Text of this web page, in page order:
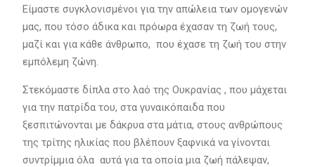
Είμαστε συγκλονισμένοι για την απώλεια των ομογενών
μας, που τόσο άδικα και πρόωρα έχασαν τη ζωή τους,
μαζί και για κάθε άνθρωπο, που έχασε τη ζωή του στην
εμπόλεμη ζώνη.
Στεκόμαστε δίπλα στο λαό της Ουκρανίας , που μάχεται
για την πατρίδα του, στα γυναικόπαιδα που
ξεσπιτώνονται με δάκρυα στα μάτια, στους ανθρώπους
της τρίτης ηλικίας που βλέπουν ξαφνικά να γίνονται
συντρίμμια όλα αυτά για τα οποία μια ζωή πάλεψαν,